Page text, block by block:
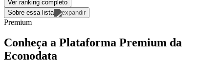
Ver ranking completo
Sobre essa lista
Premium
Conheça a Plataforma Premium da
Econodata